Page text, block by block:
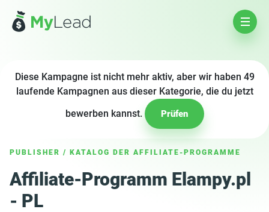
Diese Kampagne ist nicht mehr aktiv, aber wir haben 49
laufende Kampagnen aus dieser Kategorie, die du jetzt
bewerben kannst.
Prüfen
PUBLISHER / KATALOG DER AFFILIATE-PROGRAMME
Affiliate-Programm Elampy.pl
- PL